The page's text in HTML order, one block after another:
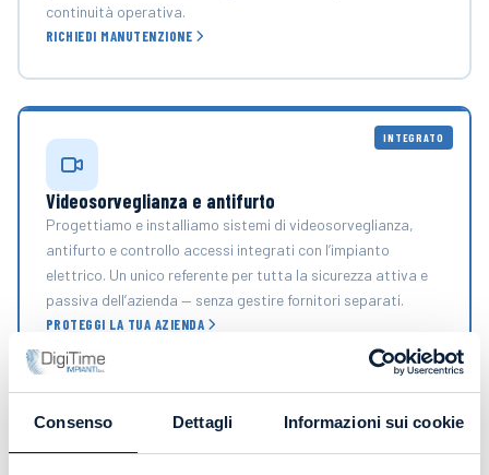
Consenso Dettagli Informazioni sui cookie
continuità operativa.
RICHIEDI MANUTENZIONE
INTEGRATO
Videosorveglianza e antifurto
Progettiamo e installiamo sistemi di videosorveglianza,
antifurto e controllo accessi integrati con l’impianto
elettrico. Un unico referente per tutta la sicurezza attiva e
passiva dell’azienda — senza gestire fornitori separati.
PROTEGGI LA TUA AZIENDA